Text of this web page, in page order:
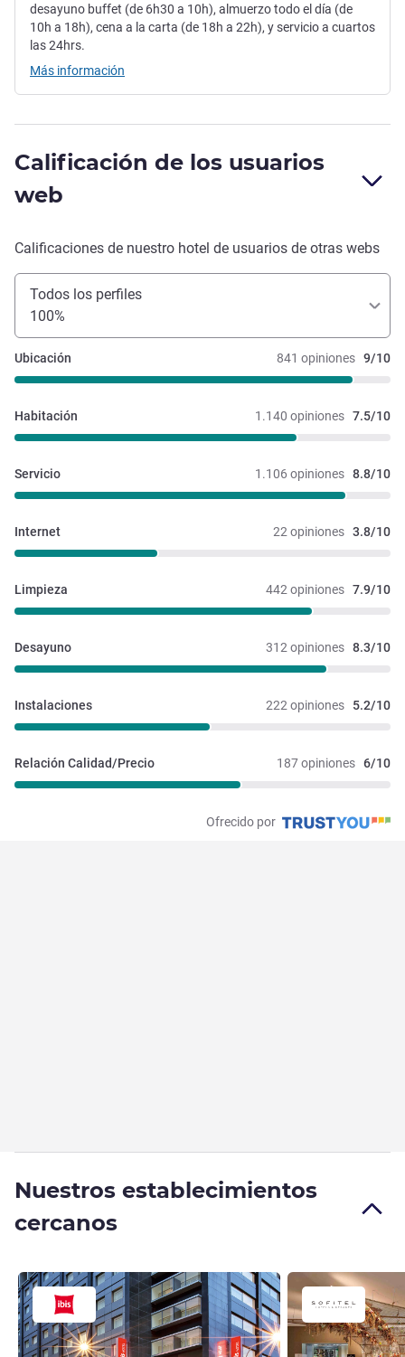
desayuno buffet (de 6h30 a 10h), almuerzo todo el día (de
10h a 18h), cena a la carta (de 18h a 22h), y servicio a cuartos
las 24hrs.
Más información
Calificación de los usuarios
web
Calificaciones de nuestro hotel de usuarios de otras webs
Todos los perfiles
100%
841 opiniones 9/10
Ubicación
1.140 opiniones 7.5/10
Habitación
1.106 opiniones 8.8/10
Servicio
22 opiniones 3.8/10
Internet
442 opiniones 7.9/10
Limpieza
312 opiniones 8.3/10
Desayuno
222 opiniones 5.2/10
Instalaciones
187 opiniones 6/10
Relación Calidad/Precio
Ofrecido por
Nuestros establecimientos
cercanos